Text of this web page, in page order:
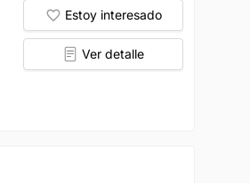
Estoy interesado
Ver detalle